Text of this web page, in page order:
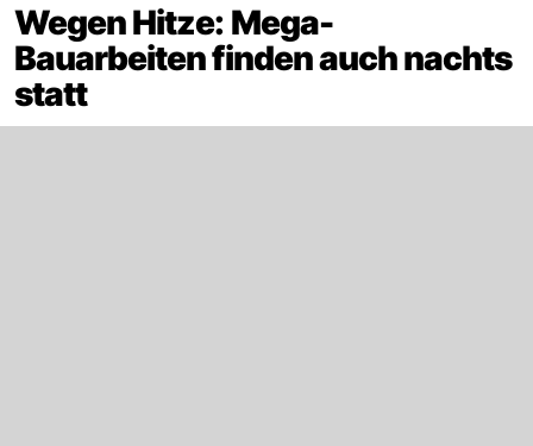
Wegen Hitze: Mega-
Bauarbeiten finden auch nachts
statt